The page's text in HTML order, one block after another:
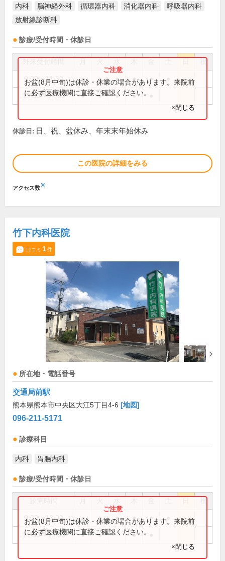
内科 脳神経外科 循環器内科 消化器内科
呼吸器内科
放射線診断科
診療/受付時間・休診日
祝
9:00～11:30 ● ● ● ● ●
13:30～17:00 ● ● ● ●
お盆(8月中旬)は休診・休業の場合があります。来院前
に必ず医療機関に直接ご確認ください。
×閉じる
休診日: 日、祝、盆休み、年末末年始休み
この医院の詳細をみる
アクセス数※
竹下内科医院
口コミ 1件
所在地・電話番号
交通局前駅
熊本県熊本市中央区大江5丁目4-6 [地図]
096-211-5171
診療科目
内科 胃腸内科
診療/受付時間・休診日
祝
9:00～13:00 ● ● ● ● ●
14:30～18:00 ● ● ●
お盆(8月中旬)は休診・休業の場合があります。来院前
に必ず医療機関に直接ご確認ください。
×閉じる